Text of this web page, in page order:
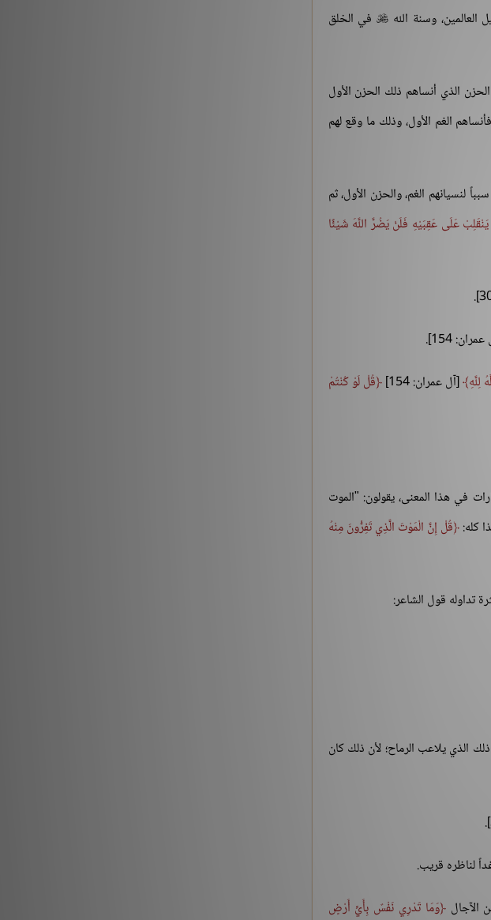
وسنة الله في الخلق
الذي أنساهم ذلك الحزن الأول
ﷺ فأنساهم الغم الأول، وذلك ما وقع لهم
الغم، والحزن الأول، ثم
عَلَى عَقِبَيْهِ فَلَنْ يَضُرَّ اللَّهَ شَيْئًا
154].
لِلَّهِ [آل عمران: 154]
قُلْ لَوْ كُنْتُمْ
في هذا المعنى، يقولون: "الموت
كله: قُلْ إِنَّ الْمَوْتَ الَّذِي تَفِرُّونَ مِنْهُ
تداوله قول الشاعر:
الذي يلاعب الرماح؛ لأن ذلك كان
لناظره قريب.
الآجال وَمَا تَدْرِي نَفْسٌ بِأَيِّ أَرْضٍ